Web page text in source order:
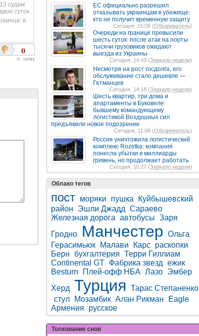
судам
суток
в
0
0
ЕС официально разрешил
отказывать украинцам в убежище:
кто не получит временную защиту
Сегодня, 15:06 (Обозреватель)
Очереди на границе превысили
шесть суток: после атак на порты
тысячи грузовиков ожидают
выезда из Украины
Сегодня, 14:43 (Зеркало недели)
Несмотря на рост госдолга, его
обслуживание стало дешевле —
Гетманцев
Сегодня, 14:18 (Зеркало недели)
Шесть квартир, три дома и
апартаменты в Буковеле:
бывшему командующему
логистикой Воздушных сил
предъявили новое подозрение
Сегодня, 11:08 (Обозреватель)
Россия уничтожила логистический
комплекс Rozetka: компания
понесла убытки в миллиарды
гривень, но продолжает работать
Сегодня, 10:27 (Зеркало недели)
Облако тегов
пост моряки пушка
Куйбышевский
район
Эшли Джадд Сараево
Железная дорога автобусы Заря
Гродно
Манчестер Ольга
Герасимьюк
Малави Карс раскопки
Берн
бухгалтерия Терри Гиллиам
Continental GT Фабрика звезд ежик
Besturn
Плей-офф НБА Лазо Эмбер
Херд Турция Тарас Степаненко
стул
Мозамбик Алан Рикман
Eagle
Армения
русское
Толкование снов